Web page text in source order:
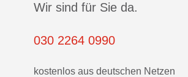
Wir sind für Sie da.
030 2264 0990
kostenlos aus deutschen Netzen